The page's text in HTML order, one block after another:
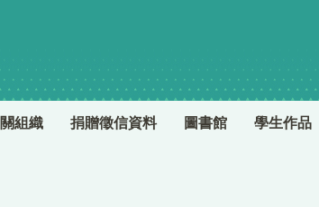
組織 捐贈徵信資料 圖書館 學生作品